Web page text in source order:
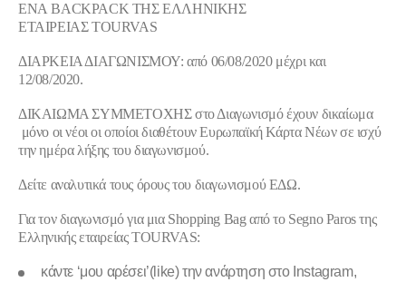
EΝΑBACKPACK ΤΗΣ ΕΛΛΗΝΙΚΗΣ
ΕΤΑΙΡΕΙΑΣTOURVAS
ΔΙΑΡΚΕΙΑ ΔΙΑΓΩΝΙΣΜΟΥ: από 06/08/2020 μέχρι και
12/08/2020.
ΔΙΚΑΙΩΜΑ ΣΥΜΜΕΤΟΧΗΣστο Διαγωνισμό έχουν δικαίωμα
μόνο οι νέοι οι οποίοι διαθέτουν Ευρωπαϊκή Κάρτα Νέων σε ισχύ
την ημέρα λήξης του διαγωνισμού.
Δείτε αναλυτικά τους όρους του διαγωνισμούΕΔΩ.
Για τον διαγωνισμό για μια Shopping Bag από το Segno Paros της
Ελληνικής εταιρείας TOURVAS:
κάντε ‘μου αρέσει’(like) την ανάρτηση στο Instagram,